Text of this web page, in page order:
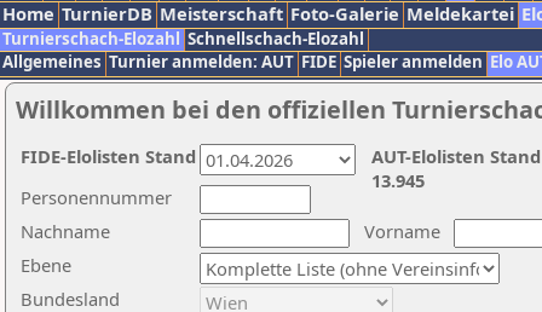
Home TurnierDB Meisterschaft Foto-Galerie Meldekartei
Turnierschach-Elozahl Schnellschach-Elozahl
Allgemeines Turnier anmelden: AUT FIDE Spieler anmelden Elo
Willkommen bei den offiziellen
Nachname
Vorname
Ebene
Personennummer
Bundesland
AUT-Elolisten
13.945
FIDE-Elolisten Stand